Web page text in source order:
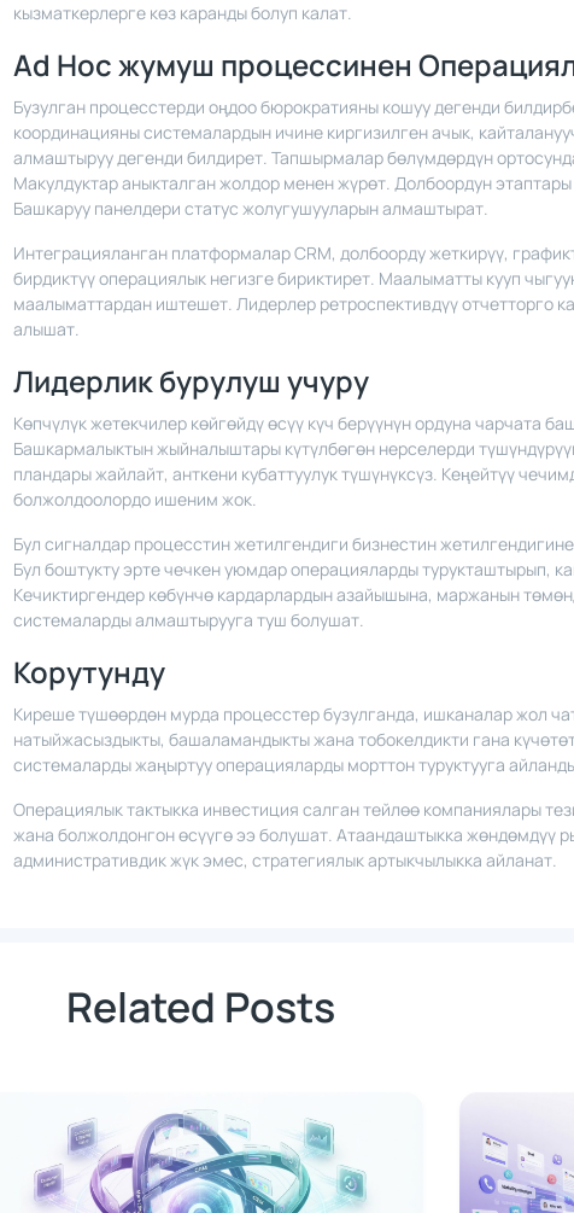
кызматкерлерге көз каранды болуп калат.
Ad Hoc жумуш процессинен
Бузулган процесстерди оңдоо бюрократияны кошуу дегенди
координацияны системалардын ичине киргизилген ачык,
алмаштыруу дегенди билдирет. Тапшырмалар бөлүмдөрдүн
Макулдуктар аныкталган жолдор менен жүрөт. Долбоордун
Башкаруу панелдери статус жолугушууларын алмаштырат.
Интеграцияланган платформалар CRM, долбоорду жеткирүү,
бирдиктүү операциялык негизге бириктирет. Маалыматты кууп
маалыматтардан иштешет. Лидерлер ретроспективдүү отчетторго
алышат.
Лидерлик бурулуш учуру
Көпчүлүк жетекчилер көйгөйдү өсүү күч берүүнүн ордуна чарчата
Башкармалыктын жыйналыштары күтүлбөгөн нерселерди
пландары жайлайт, анткени кубаттуулук түшүнүксүз. Кеңейтүү
болжолдоолордо ишеним жок.
Бул сигналдар процесстин жетилгендиги бизнестин
Бул боштукту эрте чечкен уюмдар операцияларды турукташтырып,
Кечиктиргендер көбүнчө кардарлардын азайышына, маржанын
системаларды алмаштырууга туш болушат.
Корутунду
Киреше түшөөрдөн мурда процесстер бузулганда, ишканалар жол
натыйжасыздыкты, башаламандыкты жана тобокелдикти гана
системаларды жаңыртуу операцияларды морттон туруктууга
Операциялык тактыкка инвестиция салган тейлөө компаниялары
жана болжолдонгон өсүүгө ээ болушат. Атаандаштыкка жөндөмдүү
административдик жүк эмес, стратегиялык артыкчылыкка айланат.
Related Posts